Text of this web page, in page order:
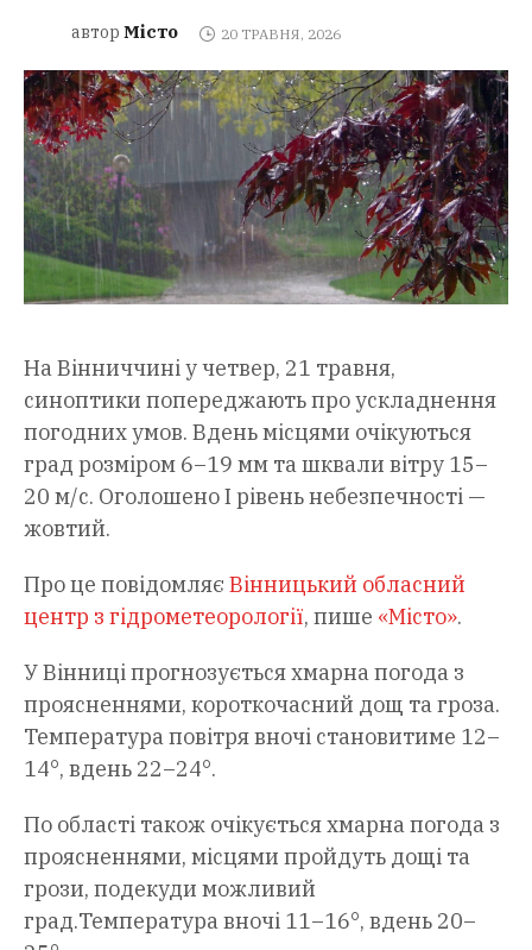
автор Місто 20 ТРАВНЯ, 2026
На Вінниччині у четвер, 21 травня,
синоптики попереджають про ускладнення
погодних умов. Вдень місцями очікуються
град розміром 6–19 мм та шквали вітру 15–
20 м/с. Оголошено І рівень небезпечності —
жовтий.
Про це повідомляє Вінницький обласний
центр з гідрометеорології, пише «Місто».
У Вінниці прогнозується хмарна погода з
проясненнями, короткочасний дощ та гроза.
Температура повітря вночі становитиме 12–
14°, вдень 22–24°.
По області також очікується хмарна погода з
проясненнями, місцями пройдуть дощі та
грози, подекуди можливий
град.Температура вночі 11–16°, вдень 20–